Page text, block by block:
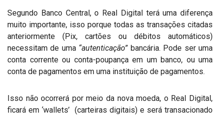
Segundo Banco Central, o Real Digital terá uma diferença
muito importante, isso porque todas as transações citadas
anteriormente (Pix, cartões ou débitos automáticos)
necessitam de uma “autenticação” bancária. Pode ser uma
conta corrente ou conta-poupança em um banco, ou uma
conta de pagamentos em uma instituição de pagamentos.
Isso não ocorrerá por meio da nova moeda, o Real Digital,
ficará em ‘wallets’ (carteiras digitais) e será transacionado